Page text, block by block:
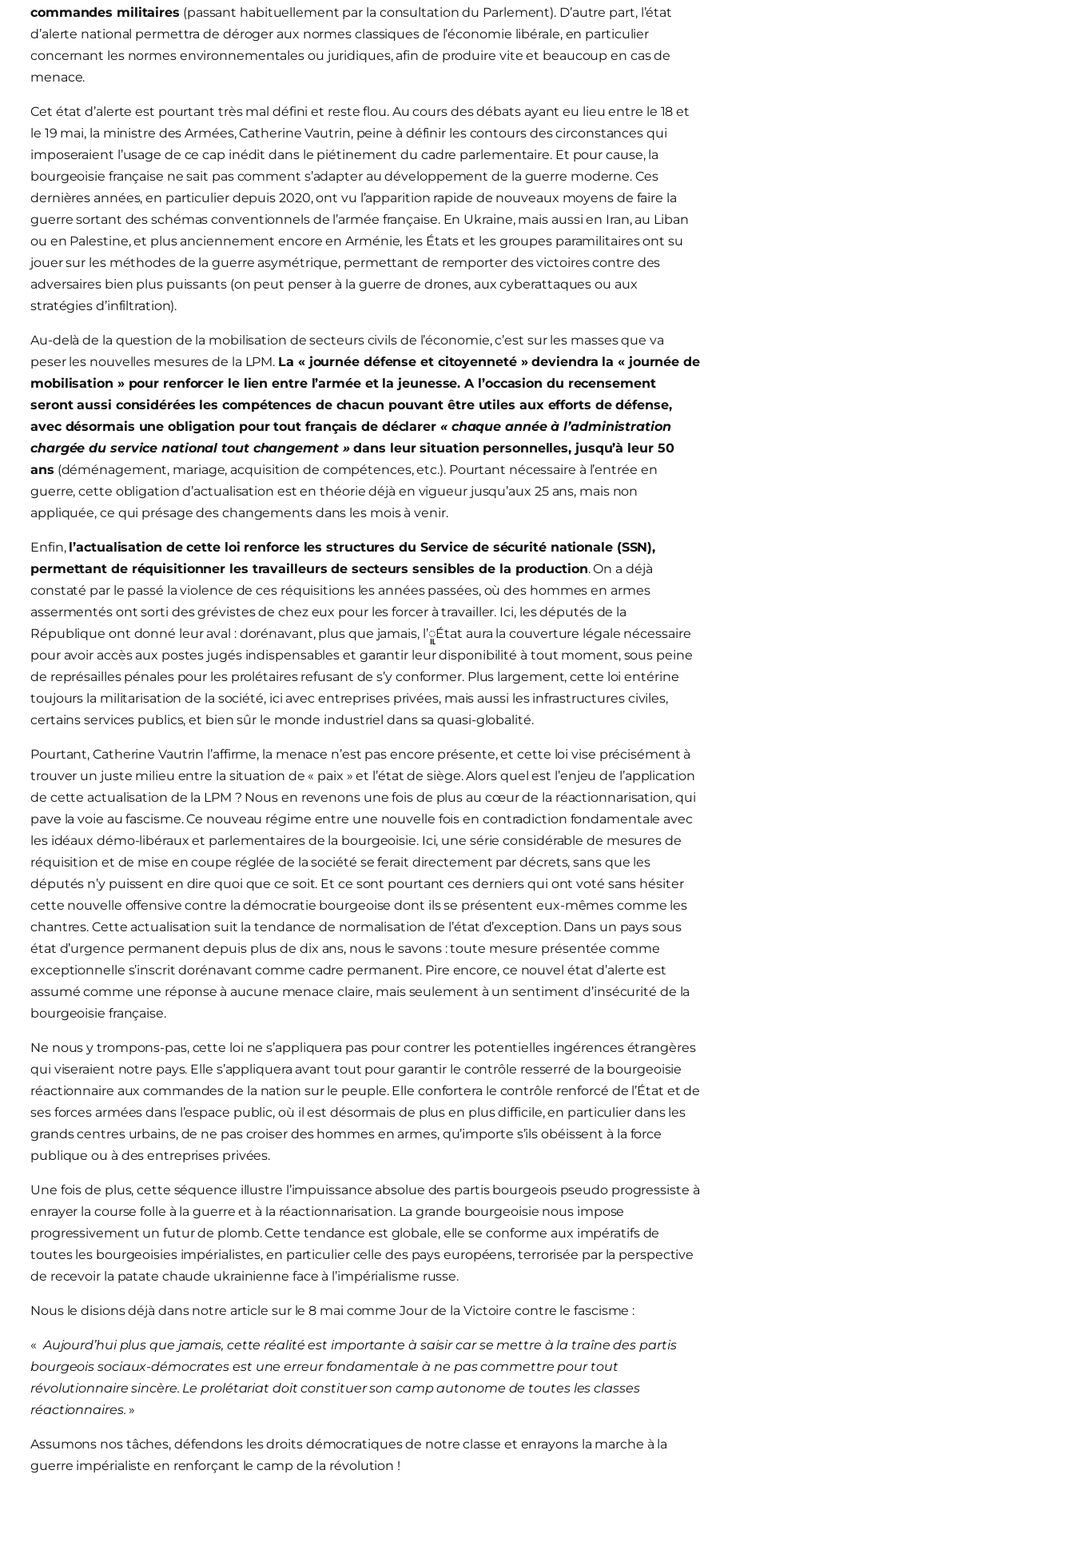
commandes militaires (passant habituellement par la consultation du Parlement). D’autre part, l’état
d’alerte national permettra de déroger aux normes classiques de l’économie libérale, en particulier
concernant les normes environnementales ou juridiques, afin de produire vite et beaucoup en cas de
menace.
Cet état d’alerte est pourtant très mal défini et reste flou. Au cours des débats ayant eu lieu entre le 18 et
le 19 mai, la ministre des Armées, Catherine Vautrin, peine à définir les contours des circonstances qui
imposeraient l’usage de ce cap inédit dans le piétinement du cadre parlementaire. Et pour cause, la
bourgeoisie française ne sait pas comment s’adapter au développement de la guerre moderne. Ces
dernières années, en particulier depuis 2020, ont vu l’apparition rapide de nouveaux moyens de faire la
guerre sortant des schémas conventionnels de l’armée française. En Ukraine, mais aussi en Iran, au Liban
ou en Palestine, et plus anciennement encore en Arménie, les États et les groupes paramilitaires ont su
jouer sur les méthodes de la guerre asymétrique, permettant de remporter des victoires contre des
adversaires bien plus puissants (on peut penser à la guerre de drones, aux cyberattaques ou aux
stratégies d’infiltration).
Au-delà de la question de la mobilisation de secteurs civils de l’économie, c’est sur les masses que va
peser les nouvelles mesures de la LPM. La « journée défense et citoyenneté » deviendra la « journée de
mobilisation » pour renforcer le lien entre l’armée et la jeunesse. A l’occasion du recensement
seront aussi considérées les compétences de chacun pouvant être utiles aux efforts de défense,
avec désormais une obligation pour tout français de déclarer « chaque année à l’administration
chargée du service national tout changement »dans leur situation personnelles, jusqu’à leur 50
ans (déménagement, mariage, acquisition de compétences, etc.). Pourtant nécessaire à l’entrée en
guerre, cette obligation d’actualisation est en théorie déjà en vigueur jusqu’aux 25 ans, mais non
appliquée, ce qui présage des changements dans les mois à venir.
Enfin, l’actualisation de cette loi renforce les structures du Service de sécurité nationale (SSN),
permettant de réquisitionner les travailleurs de secteurs sensibles de la production. On a déjà
constaté par le passé la violence de ces réquisitions les années passées, où des hommes en armes
assermentés ont sorti des grévistes de chez eux pour les forcer à travailler. Ici, les députés de la
République ont donné leur aval : dorénavant, plus que jamais, l’ူÉtat aura la couverture légale nécessaire
pour avoir accès aux postes jugés indispensables et garantir leur disponibilité à tout moment, sous peine
de représailles pénales pour les prolétaires refusant de s’y conformer. Plus largement, cette loi entérine
toujours la militarisation de la société, ici avec entreprises privées, mais aussi les infrastructures civiles,
certains services publics, et bien sûr le monde industriel dans sa quasi-globalité.
Pourtant, Catherine Vautrin l’affirme, la menace n’est pas encore présente, et cette loi vise précisément à
trouver un juste milieu entre la situation de « paix » et l’état de siège. Alors quel est l’enjeu de l’application
de cette actualisation de la LPM ? Nous en revenons une fois de plus au cœur de la réactionnarisation, qui
pave la voie au fascisme. Ce nouveau régime entre une nouvelle fois en contradiction fondamentale avec
les idéaux démo-libéraux et parlementaires de la bourgeoisie. Ici, une série considérable de mesures de
réquisition et de mise en coupe réglée de la société se ferait directement par décrets, sans que les
députés n’y puissent en dire quoi que ce soit. Et ce sont pourtant ces derniers qui ont voté sans hésiter
cette nouvelle offensive contre la démocratie bourgeoise dont ils se présentent eux-mêmes comme les
chantres. Cette actualisation suit la tendance de normalisation de l’état d’exception. Dans un pays sous
état d’urgence permanent depuis plus de dix ans, nous le savons : toute mesure présentée comme
exceptionnelle s’inscrit dorénavant comme cadre permanent. Pire encore, ce nouvel état d’alerte est
assumé comme une réponse à aucune menace claire, mais seulement à un sentiment d’insécurité de la
bourgeoisie française.
Ne nous y trompons-pas, cette loi ne s’appliquera pas pour contrer les potentielles ingérences étrangères
qui viseraient notre pays. Elle s’appliquera avant tout pour garantir le contrôle resserré de la bourgeoisie
réactionnaire aux commandes de la nation sur le peuple. Elle confortera le contrôle renforcé de l’État et de
ses forces armées dans l’espace public, où il est désormais de plus en plus difficile, en particulier dans les
grands centres urbains, de ne pas croiser des hommes en armes, qu’importe s’ils obéissent à la force
publique ou à des entreprises privées.
Une fois de plus, cette séquence illustre l’impuissance absolue des partis bourgeois pseudo progressiste à
enrayer la course folle à la guerre et à la réactionnarisation. La grande bourgeoisie nous impose
progressivement un futur de plomb. Cette tendance est globale, elle se conforme aux impératifs de
toutes les bourgeoisies impérialistes, en particulier celle des pays européens, terrorisée par la perspective
de recevoir la patate chaude ukrainienne face à l’impérialisme russe.
Nous le disions déjà dans notre article sur le 8 mai comme Jour de la Victoire contre le fascisme :
«Aujourd’hui plus que jamais, cette réalité est importante à saisir car se mettre à la traîne des partis
bourgeois sociaux-démocrates est une erreur fondamentale à ne pas commettre pour tout
révolutionnaire sincère. Le prolétariat doit constituer son camp autonome de toutes les classes
réactionnaires. »
Assumons nos tâches, défendons les droits démocratiques de notre classe et enrayons la marche à la
guerre impérialiste en renforçant le camp de la révolution !